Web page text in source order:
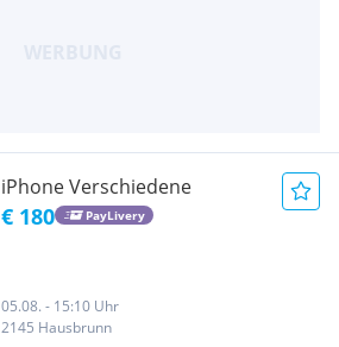
iPhone Verschiedene
€ 180 PayLivery
05.08. - 15:10 Uhr
2145 Hausbrunn